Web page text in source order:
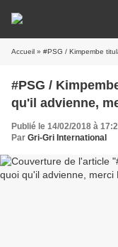
Accueil » #PSG / Kimpembe titulaire
#PSG /
qu'il advienne,
Publié le 14/02/2018 à
Par Gri-Gri International